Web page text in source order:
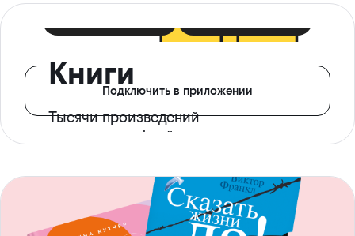
Книги
Тысячи произведений
с доступом офлайн
Подключить в приложении